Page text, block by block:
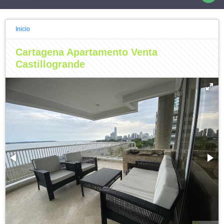
Inicio
Cartagena Apartamento Venta
Castillogrande